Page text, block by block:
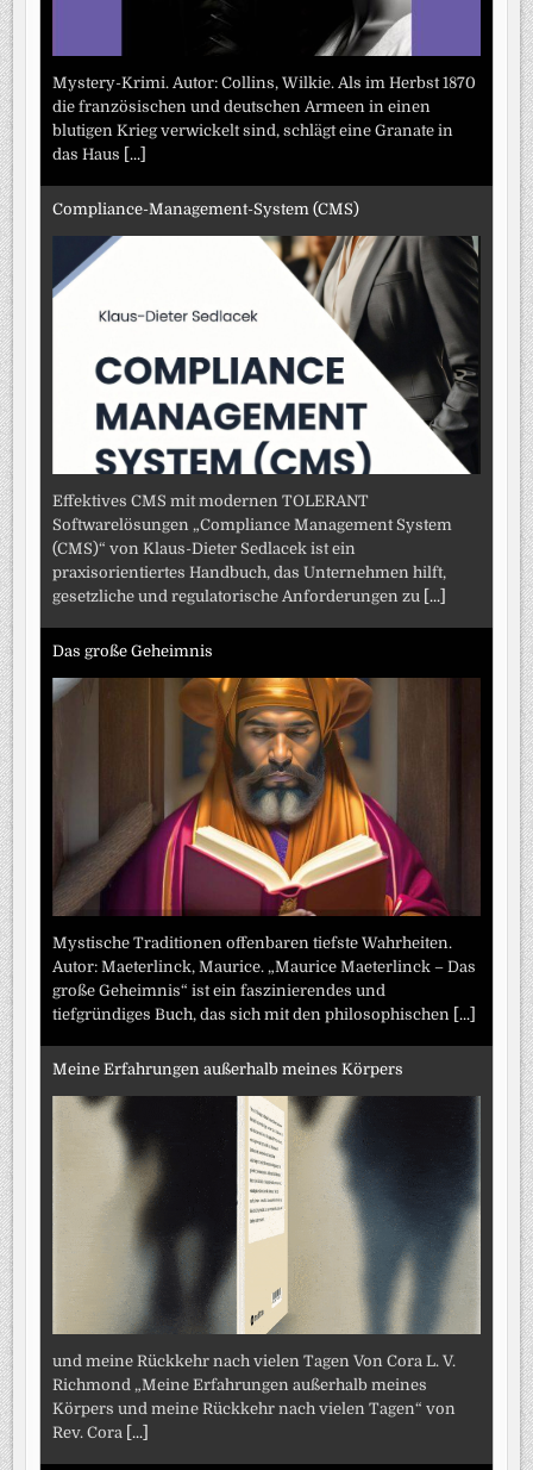
Mystery-Krimi. Autor: Collins, Wilkie. Als im Herbst 1870
die französischen und deutschen Armeen in einen
blutigen Krieg verwickelt sind, schlägt eine Granate in
das Haus [...]
Compliance-Management-System (CMS)
Effektives CMS mit modernen TOLERANT
Softwarelösungen „Compliance Management System
(CMS)“ von Klaus-Dieter Sedlacek ist ein
praxisorientiertes Handbuch, das Unternehmen hilft,
gesetzliche und regulatorische Anforderungen zu [...]
Das große Geheimnis
Mystische Traditionen offenbaren tiefste Wahrheiten.
Autor: Maeterlinck, Maurice. „Maurice Maeterlinck – Das
große Geheimnis“ ist ein faszinierendes und
tiefgründiges Buch, das sich mit den philosophischen [...]
Meine Erfahrungen außerhalb meines Körpers
und meine Rückkehr nach vielen Tagen Von Cora L. V.
Richmond „Meine Erfahrungen außerhalb meines
Körpers und meine Rückkehr nach vielen Tagen“ von
Rev. Cora [...]